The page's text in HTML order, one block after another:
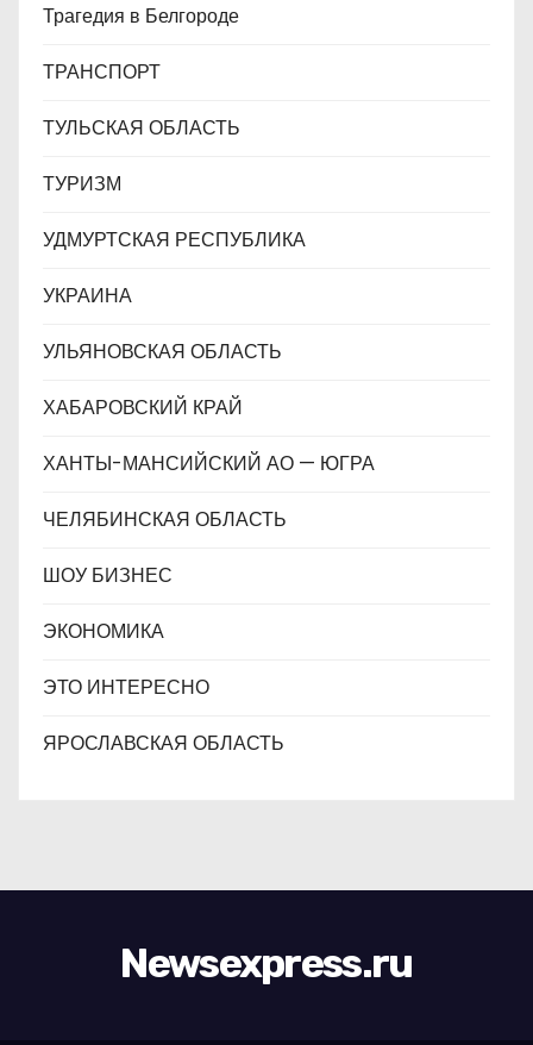
Трагедия в Белгороде
ТРАНСПОРТ
ТУЛЬСКАЯ ОБЛАСТЬ
ТУРИЗМ
УДМУРТСКАЯ РЕСПУБЛИКА
УКРАИНА
УЛЬЯНОВСКАЯ ОБЛАСТЬ
ХАБАРОВСКИЙ КРАЙ
ХАНТЫ-МАНСИЙСКИЙ АО — ЮГРА
ЧЕЛЯБИНСКАЯ ОБЛАСТЬ
ШОУ БИЗНЕС
ЭКОНОМИКА
ЭТО ИНТЕРЕСНО
ЯРОСЛАВСКАЯ ОБЛАСТЬ
Newsexpress.ru